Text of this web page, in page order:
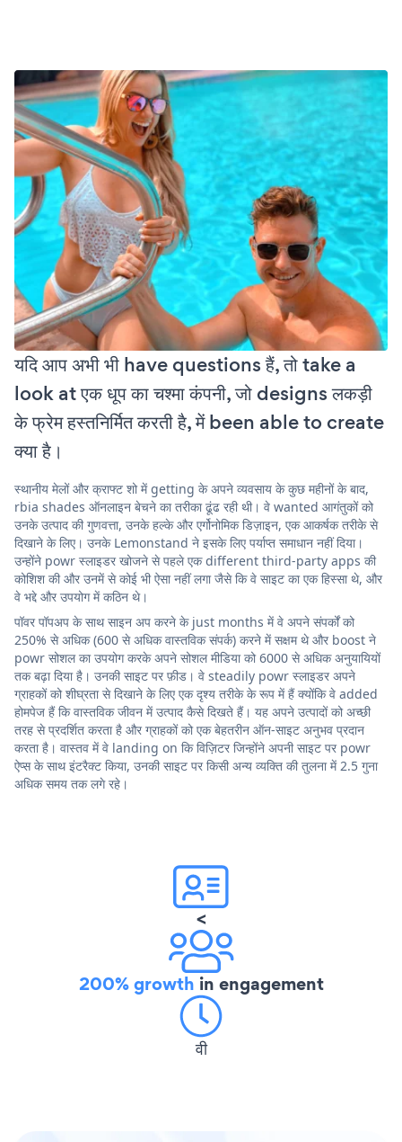
यदि आप अभी भी have questions हैं, तो take a
look at एक धूप का चश्मा कंपनी, जो designs लकड़ी
के फ्रेम हस्तनिर्मित करती है, में been able to create
क्या है।
स्थानीय मेलों और क्राफ्ट शो में getting के अपने व्यवसाय के कुछ महीनों के बाद,
rbia shades ऑनलाइन बेचने का तरीका ढूंढ रही थी। वे wanted आगंतुकों को
उनके उत्पाद की गुणवत्ता, उनके हल्के और एर्गोनोमिक डिज़ाइन, एक आकर्षक तरीके से
दिखाने के लिए। उनके Lemonstand ने इसके लिए पर्याप्त समाधान नहीं दिया।
उन्होंने powr स्लाइडर खोजने से पहले एक different third-party apps की
कोशिश की और उनमें से कोई भी ऐसा नहीं लगा जैसे कि वे साइट का एक हिस्सा थे, और
वे भद्दे और उपयोग में कठिन थे।
पॉवर पॉपअप के साथ साइन अप करने के just months में वे अपने संपर्कों को
250% से अधिक (600 से अधिक वास्तविक संपर्क) करने में सक्षम थे और boost ने
powr सोशल का उपयोग करके अपने सोशल मीडिया को 6000 से अधिक अनुयायियों
तक बढ़ा दिया है। उनकी साइट पर फ़ीड। वे steadily powr स्लाइडर अपने
ग्राहकों को शीघ्रता से दिखाने के लिए एक दृश्य तरीके के रूप में हैं क्योंकि वे added
होमपेज हैं कि वास्तविक जीवन में उत्पाद कैसे दिखते हैं। यह अपने उत्पादों को अच्छी
तरह से प्रदर्शित करता है और ग्राहकों को एक बेहतरीन ऑन-साइट अनुभव प्रदान
करता है। वास्तव में वे landing on कि विज़िटर जिन्होंने अपनी साइट पर powr
ऐप्स के साथ इंटरैक्ट किया, उनकी साइट पर किसी अन्य व्यक्ति की तुलना में 2.5 गुना
अधिक समय तक लगे रहे।
<
200% growth in engagement
वी